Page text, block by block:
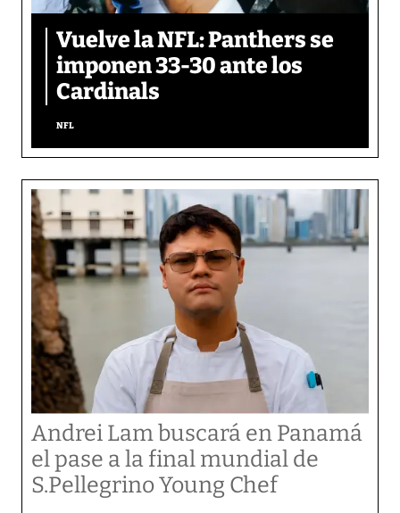
Vuelve la NFL: Panthers se
imponen 33-30 ante los
Cardinals
NFL
Andrei Lam buscará en Panamá
el pase a la final mundial de
S.Pellegrino Young Chef